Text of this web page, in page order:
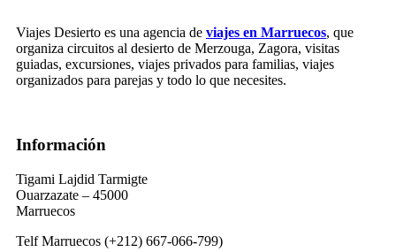
Viajes Desierto es una agencia de viajes en Marruecos, que
organiza circuitos al desierto de Merzouga, Zagora, visitas
guiadas, excursiones, viajes privados para familias, viajes
organizados para parejas y todo lo que necesites.
Información
Tigami Lajdid Tarmigte
Ouarzazate – 45000
Marruecos
Telf Marruecos (+212) 667-066-799)